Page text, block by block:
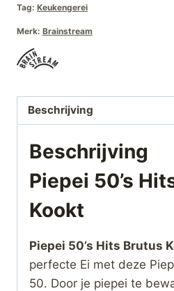
Tag: Keukengerei
Merk: Brainstream
Beschrijving
Beschrijving
Piepei 50’s
Kookt
Piepei 50’s Hits Brutus
perfecte Ei met deze
50. Door je piepei te